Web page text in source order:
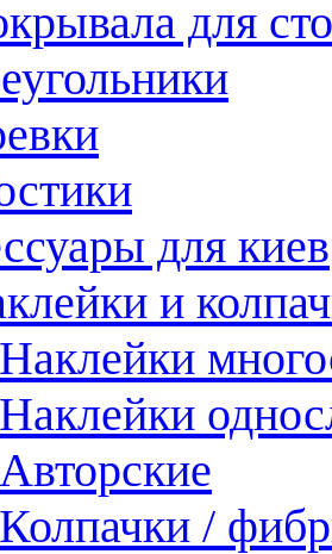
для
для киев
и
Наклейки
Наклейки
Авторские
Колпачки /